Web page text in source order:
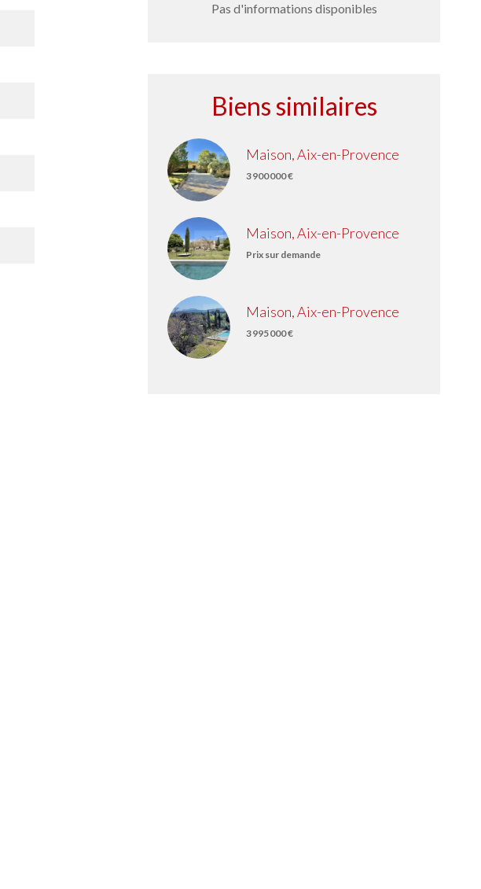
Pas d'informations disponibles
Biens similaires
Maison, Aix-en-Provence
3 900 000 €
Maison, Aix-en-Provence
Prix sur demande
Maison, Aix-en-Provence
3 995 000 €